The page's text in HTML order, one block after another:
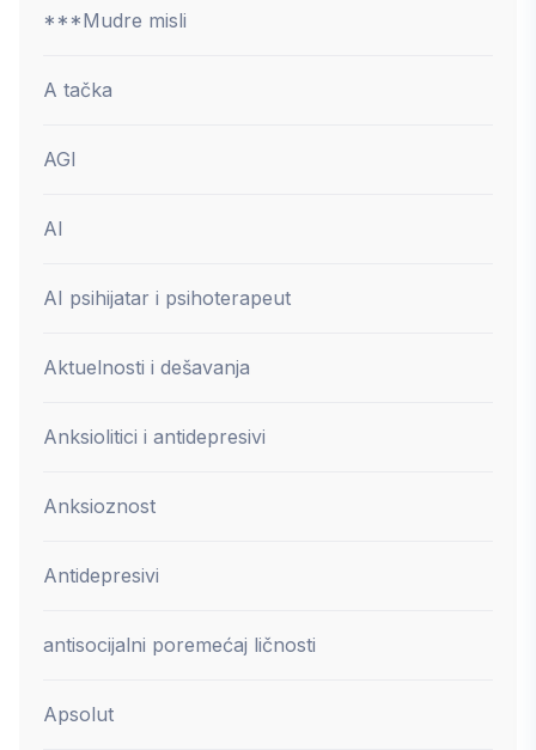
***Mudre misli
A tačka
AGI
AI
AI psihijatar i psihoterapeut
Aktuelnosti i dešavanja
Anksiolitici i antidepresivi
Anksioznost
Antidepresivi
antisocijalni poremećaj ličnosti
Apsolut